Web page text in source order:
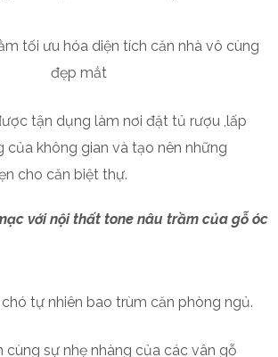
tối ưu hóa diện tích căn nhà vô cùng
đẹp mắt
tận dụng làm nơi đặt tủ rượu ,lấp
của không gian và tạo nên những
cho căn biệt thự.
với nội thất tone nâu trầm của gỗ óc
tự nhiên bao trùm căn phòng ngủ.
cùng sự nhẹ nhàng của các vân gỗ